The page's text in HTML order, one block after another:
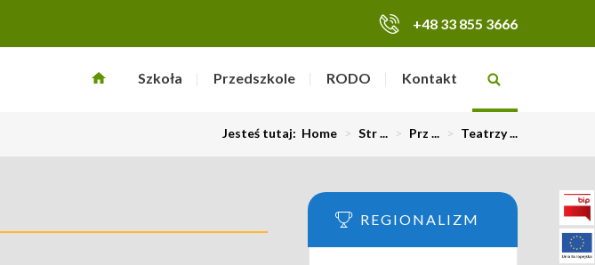
+48 33 855 3666
Szkoła Przedszkole RODO Kontakt
Jesteś tutaj: Home > Str ... > Prz ... > Teatrzy ...
REGIONALIZM